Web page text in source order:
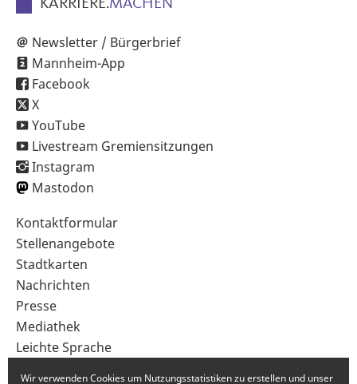
KARRIERE.MACHEN
Newsletter / Bürgerbrief
Mannheim-App
Facebook
X
YouTube
Livestream Gremiensitzungen
Instagram
Mastodon
Sekundärnavigation
im
Fußbereich
Kontaktformular
Stellenangebote
Stadtkarten
Nachrichten
Presse
Mediathek
Leichte Sprache
Wir verwenden Cookies um Nutzungsstatistiken zu erstellen und unser